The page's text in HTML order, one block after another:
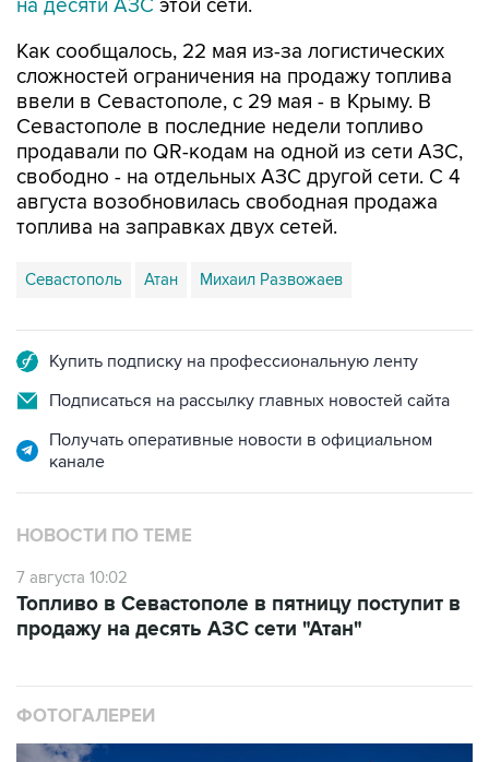
Как сообщалось, 22 мая из-за логистических
ввели в Севастополе, с 29 мая - в Крыму. В
Севастополе в последние недели топливо
продавали по QR-кодам на одной из сети АЗС,
свободно - на отдельных АЗС другой сети. С 4
августа возобновилась свободная продажа
топлива на заправках двух сетей.
Севастополь Атан Михаил Развожаев
Подписаться на рассылку главных новостей сайта
Получать оперативные новости в официальном
НОВОСТИ ПО ТЕМЕ
7 августа 10:02
продажу на десять АЗС сети "Атан"